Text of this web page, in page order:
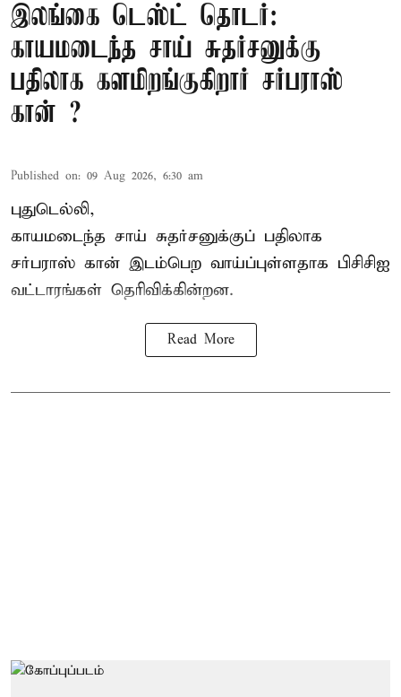
இலங்கை டெஸ்ட் தொடர்:
காயமடைந்த சாய் சுதர்சனுக்கு
பதிலாக களமிறங்குகிறார் சர்பராஸ்
கான் ?
Published on: 09 Aug 2026, 6:30 am
புதுடெல்லி,
காயமடைந்த சாய் சுதர்சனுக்குப் பதிலாக
சர்பராஸ் கான் இடம்பெற வாய்ப்புள்ளதாக பிசிசிஐ
வட்டாரங்கள் தெரிவிக்கின்றன.
Read More